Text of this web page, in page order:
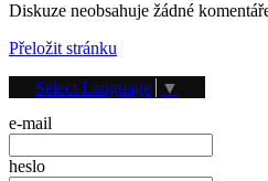
Diskuze neobsahuje žádné
Přeložit stránku
Select Language ▼
Přihlášení
e-mail
heslo